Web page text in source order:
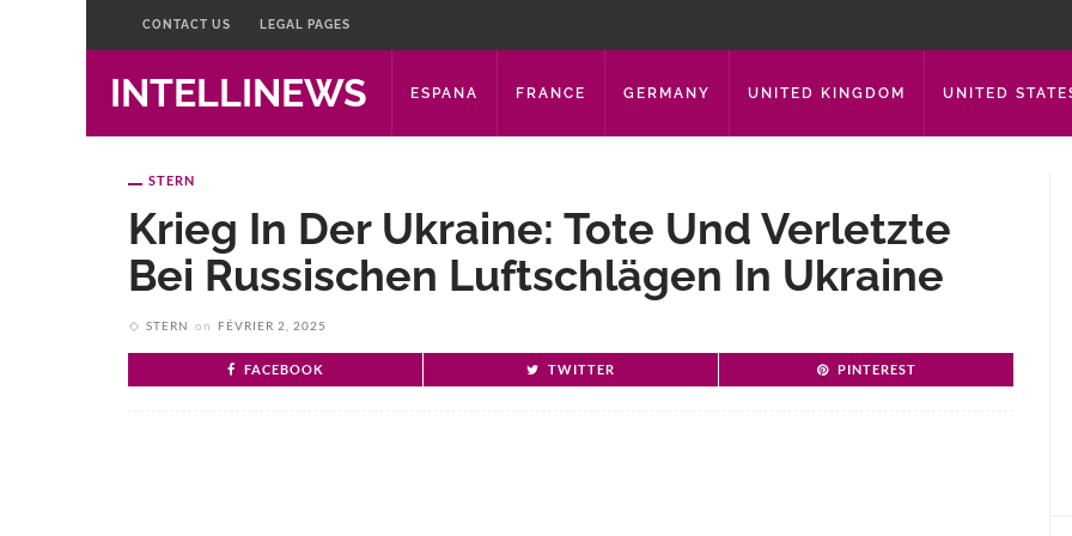
CONTACT US LEGAL PAGES
INTELLINEWS ESPANA FRANCE GERMANY UNITED KINGDOM UNITED
STERN
Krieg In Der Ukraine: Tote Und Verletzte
Bei Russischen Luftschlägen In Ukraine
STERN on FÉVRIER 2, 2025
FACEBOOK TWITTER PINTEREST